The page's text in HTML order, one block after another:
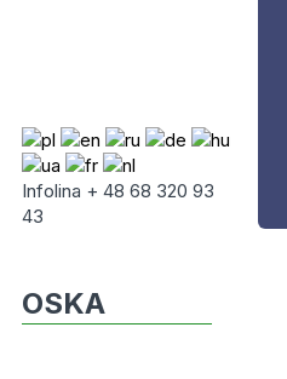
Infolina + 48 68 320 93
43
OSKA